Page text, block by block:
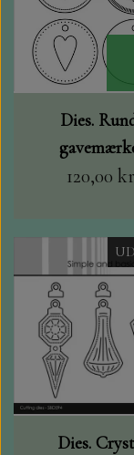
Dies.
120,00
Dies.